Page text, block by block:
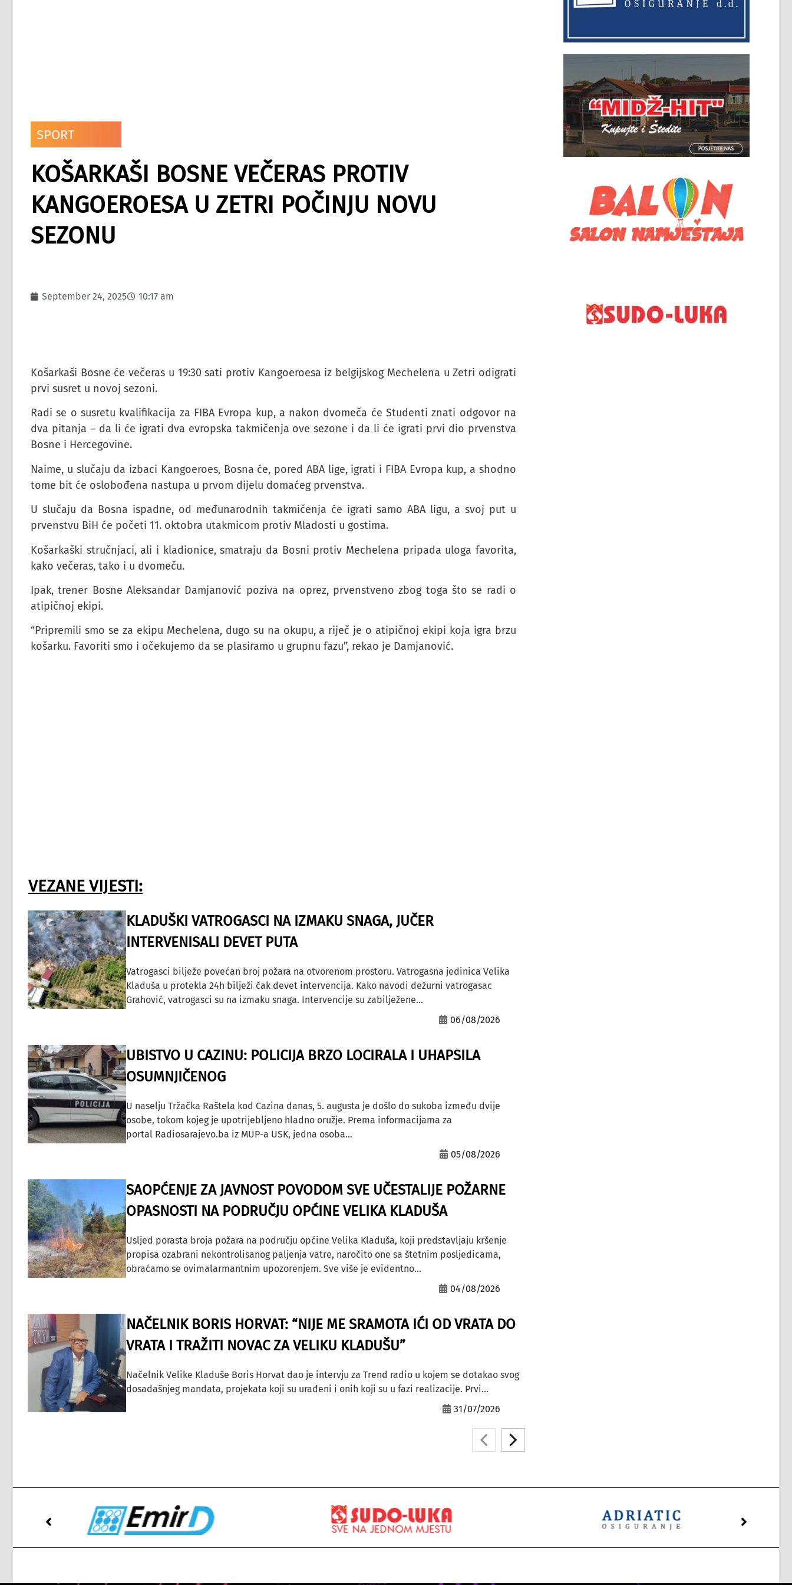
SPORT
KOŠARKAŠI BOSNE VEČERAS PROTIV
KANGOEROESA U ZETRI POČINJU NOVU
SEZONU
September 24, 2025 10:17 am
Košarkaši Bosne će večeras u 19:30 sati protiv Kangoeroesa iz belgijskog Mechelena u Zetri odigrati
prvi susret u novoj sezoni.
Radi se o susretu kvalifikacija za FIBA Evropa kup, a nakon dvomeča će Studenti znati odgovor na
dva pitanja – da li će igrati dva evropska takmičenja ove sezone i da li će igrati prvi dio prvenstva
Bosne i Hercegovine.
Naime, u slučaju da izbaci Kangoeroes, Bosna će, pored ABA lige, igrati i FIBA Evropa kup, a shodno
tome bit će oslobođena nastupa u prvom dijelu domaćeg prvenstva.
U slučaju da Bosna ispadne, od međunarodnih takmičenja će igrati samo ABA ligu, a svoj put u
prvenstvu BiH će početi 11. oktobra utakmicom protiv Mladosti u gostima.
Košarkaški stručnjaci, ali i kladionice, smatraju da Bosni protiv Mechelena pripada uloga favorita,
kako večeras, tako i u dvomeču.
Ipak, trener Bosne Aleksandar Damjanović poziva na oprez, prvenstveno zbog toga što se radi o
atipičnoj ekipi.
“Pripremili smo se za ekipu Mechelena, dugo su na okupu, a riječ je o atipičnoj ekipi koja igra brzu
košarku. Favoriti smo i očekujemo da se plasiramo u grupnu fazu”, rekao je Damjanović.
VEZANE VIJESTI:
KLADUŠKI VATROGASCI NA IZMAKU SNAGA, JUČER
INTERVENISALI DEVET PUTA
Vatrogasci bilježe povećan broj požara na otvorenom prostoru. Vatrogasna jedinica Velika
Kladuša u protekla 24h bilježi čak devet intervencija. Kako navodi dežurni vatrogasac
Grahović, vatrogasci su na izmaku snaga. Intervencije su zabilježene...
06/08/2026
UBISTVO U CAZINU: POLICIJA BRZO LOCIRALA I UHAPSILA
OSUMNJIČENOG
U naselju Tržačka Raštela kod Cazina danas, 5. augusta je došlo do sukoba između dvije
osobe, tokom kojeg je upotrijebljeno hladno oružje. Prema informacijama za
portal Radiosarajevo.ba iz MUP-a USK, jedna osoba...
05/08/2026
SAOPĆENJE ZA JAVNOST POVODOM SVE UČESTALIJE POŽARNE
OPASNOSTI NA PODRUČJU OPĆINE VELIKA KLADUŠA
Usljed porasta broja požara na području općine Velika Kladuša, koji predstavljaju kršenje
propisa ozabrani nekontrolisanog paljenja vatre, naročito one sa štetnim posljedicama,
obraćamo se ovimalarmantnim upozorenjem. Sve više je evidentno...
04/08/2026
NAČELNIK BORIS HORVAT: “NIJE ME SRAMOTA IĆI OD VRATA DO
VRATA I TRAŽITI NOVAC ZA VELIKU KLADUŠU”
Načelnik Velike Kladuše Boris Horvat dao je intervju za Trend radio u kojem se dotakao svog
dosadašnjeg mandata, projekata koji su urađeni i onih koji su u fazi realizacije. Prvi...
31/07/2026